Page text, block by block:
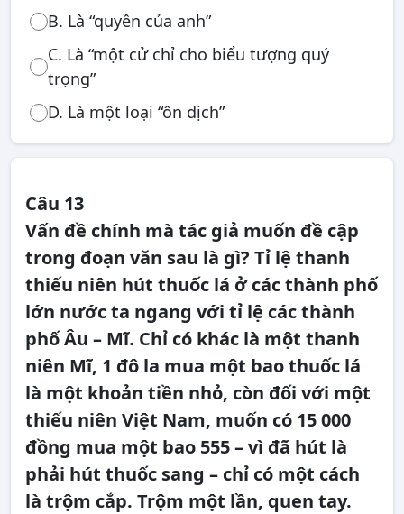
B. Là “quyền của anh”
C. Là “một cử chỉ cho biểu tượng quý
trọng”
D. Là một loại “ôn dịch”
Câu 13
Vấn đề chính mà tác giả muốn đề cập
trong đoạn văn sau là gì? Tỉ lệ thanh
thiếu niên hút thuốc lá ở các thành phố
lớn nước ta ngang với tỉ lệ các thành
phố Âu – Mĩ. Chỉ có khác là một thanh
niên Mĩ, 1 đô la mua một bao thuốc lá
là một khoản tiền nhỏ, còn đối với một
thiếu niên Việt Nam, muốn có 15 000
đồng mua một bao 555 – vì đã hút là
phải hút thuốc sang – chỉ có một cách
là trộm cắp. Trộm một lần, quen tay.